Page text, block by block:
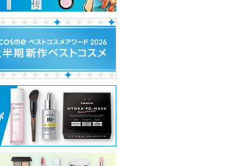
リップカラー
RMK
ショッピン
グサイトへ
ググロス
fwee(フィー)